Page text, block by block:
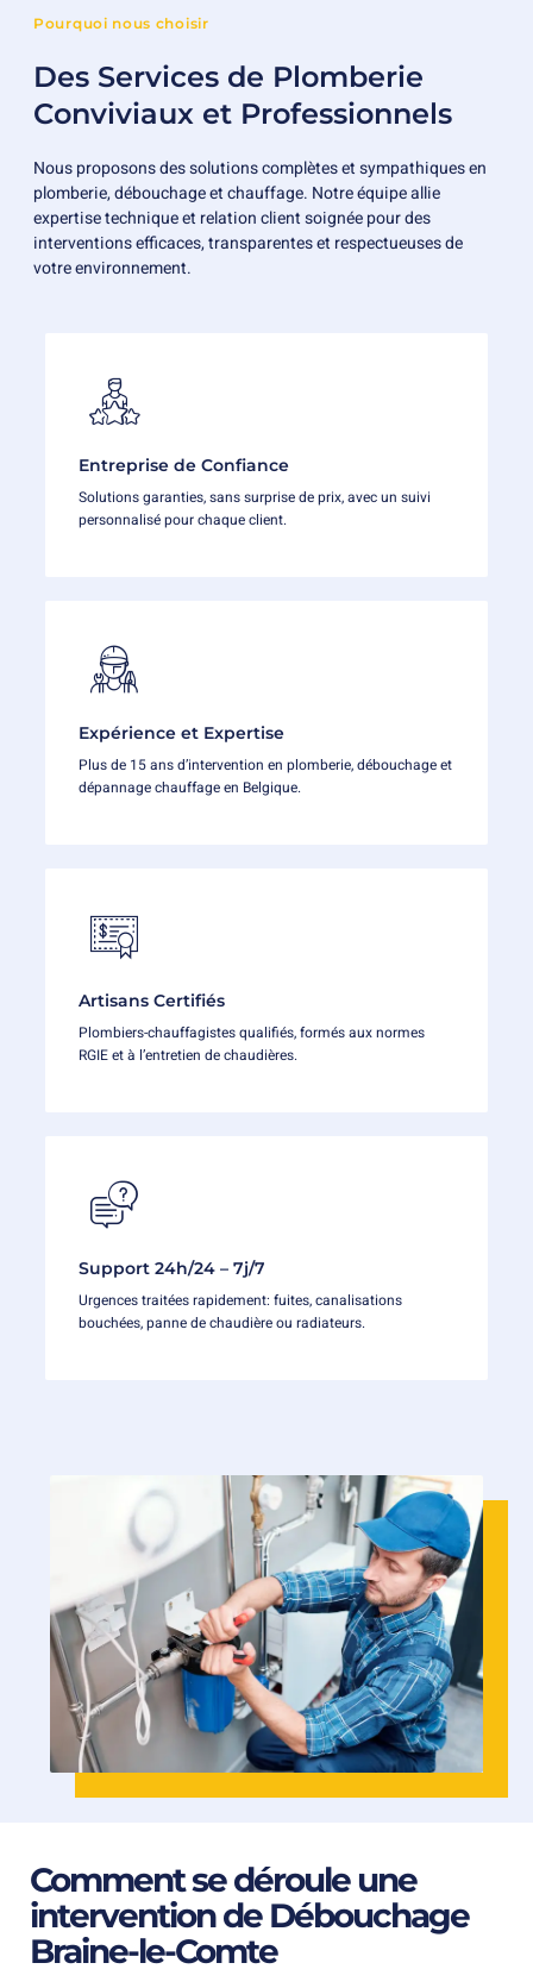
Pourquoi nous choisir
Des Services de Plomberie
Conviviaux et Professionnels
Nous proposons des solutions complètes et sympathiques en
plomberie, débouchage et chauffage. Notre équipe allie
expertise technique et relation client soignée pour des
interventions efficaces, transparentes et respectueuses de
votre environnement.
Entreprise de Confiance
Solutions garanties, sans surprise de prix, avec un suivi
personnalisé pour chaque client.
Expérience et Expertise
Plus de 15 ans d’intervention en plomberie, débouchage et
dépannage chauffage en Belgique.
Artisans Certifiés
Plombiers-chauffagistes qualifiés, formés aux normes
RGIE et à l’entretien de chaudières.
Support 24h/24 – 7j/7
Urgences traitées rapidement: fuites, canalisations
bouchées, panne de chaudière ou radiateurs.
Comment se déroule une
intervention de Débouchage
Braine-le-Comte